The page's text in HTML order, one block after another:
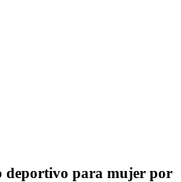
deportivo para mujer por